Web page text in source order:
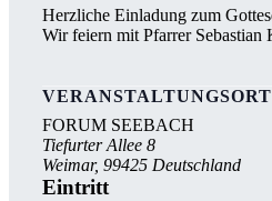
Herzliche Einladung zum
Wir feiern mit Pfarrer Sebastian
VERANSTALTUNGSORT
FORUM SEEBACH
Tiefurter Allee 8
Weimar, 99425 Deutschland
Eintritt